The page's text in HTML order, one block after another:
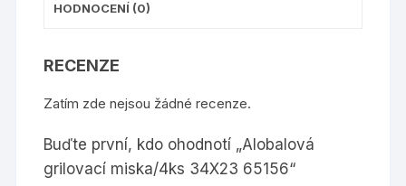
HODNOCENÍ (0)
RECENZE
Zatím zde nejsou žádné recenze.
Buďte první, kdo ohodnotí „Alobalová
grilovací miska/4ks 34X23 65156“